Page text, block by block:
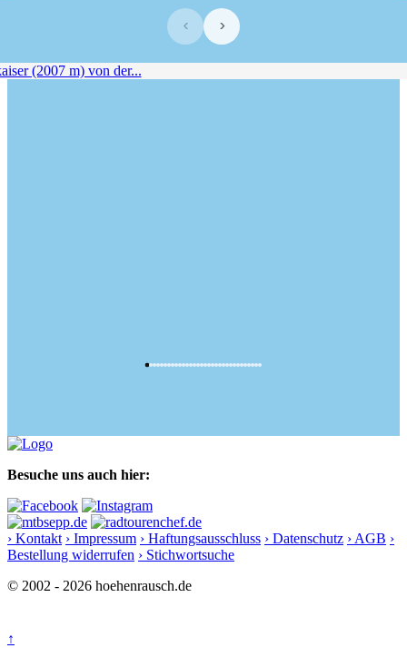
‹ ›
Besuche uns auch hier:
› Kontakt › Impressum › Haftungsausschluss › Datenschutz › AGB ›
Bestellung widerrufen › Stichwortsuche
© 2002 - 2026 hoehenrausch.de
↑